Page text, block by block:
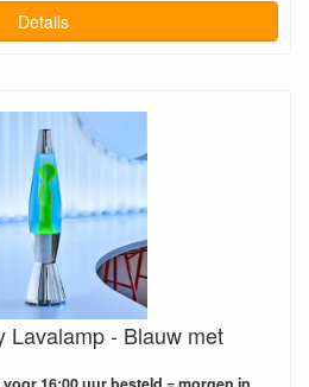
Details
Lavalamp - Blauw met